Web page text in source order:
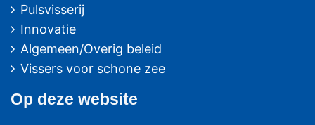
Pulsvisserij
Innovatie
Algemeen/Overig beleid
Vissers voor schone zee
Op deze website